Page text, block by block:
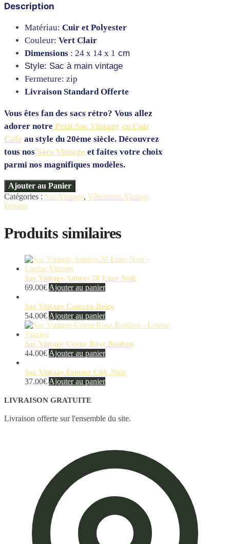
Description
Matériau: Cuir et Polyester
Couleur: Vert Clair
Dimensions : 24 x 14 x 1 cm
Style: Sac à main vintage
Fermeture: zip
Livraison Standard Offerte
Vous êtes fan des sacs rétro? Vous allez
adorer notre Petit Sac Vintage en Cuir
Café au style du 20ème siècle. Découvrez
tous nos Sacs Vintage et faites votre choix
parmi nos magnifiques modèles.
Ajouter au Panier
Catégories : Sac Vintage, Vêtements Vintage
Femme
Produits similaires
Sac Vintage Années 20 Luxe Noir
69.00€Ajouter au panier
Sac Vintage Camera Beige
54.00€Ajouter au panier
Sac Vintage Coeur Rose Bonbon
44.00€Ajouter au panier
Sac Vintage Femme Chic Noir
37.00€Ajouter au panier
LIVRAISON GRATUITE
Livraison offerte sur l'ensemble du site.